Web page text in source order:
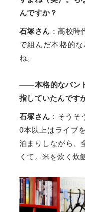
んですか？
石塚さん ：高校
で組んだ本格的
ね。
――本格的なバン
指していたんです
石塚さん ：そうそ
0本以上はライブ
泊まりしながら、
くて。米を炊く炊